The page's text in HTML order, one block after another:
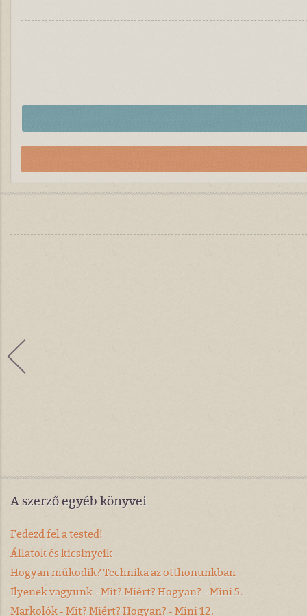
A szerző egyéb könyvei
Fedezd fel a tested!
Állatok és kicsinyeik
Hogyan működik? Technika az otthonunkban
Ilyenek vagyunk - Mit? Miért? Hogyan? - Mini 5.
Markolók - Mit? Miért? Hogyan? - Mini 12.